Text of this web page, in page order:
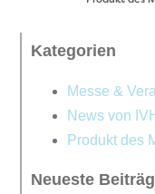
Kategorien
Messe &
News von
Produkt des
Neueste